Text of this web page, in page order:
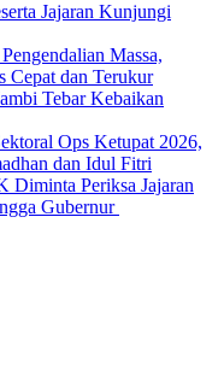
Jajaran Kunjungi
Massa,
Cepat dan Terukur
Tebar Kebaikan
Ops Ketupat 2026,
dan Idul Fitri
Periksa Jajaran
Gubernur